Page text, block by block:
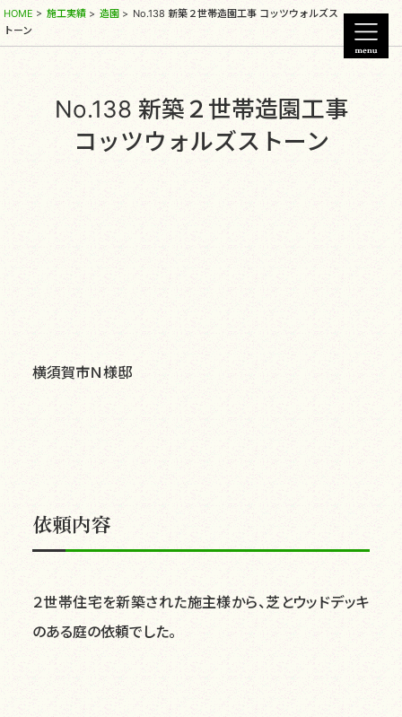
HOME > 施工実績 > 造園 > No.138 新築２世帯造園工事 コッツウォルズス
トーン
No.138 新築２世帯造園工事
コッツウォルズストーン
横須賀市Ｎ様邸
依頼内容
２世帯住宅を新築された施主様から、芝とウッドデッキ
のある庭の依頼でした。